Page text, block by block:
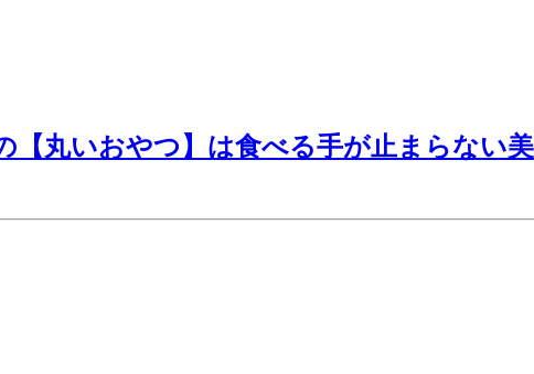
【丸いおやつ】は食べる手が止まらない